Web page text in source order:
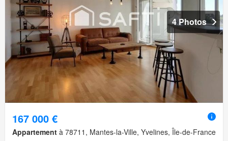
4 Photos
167 000 €
Appartement à 78711, Mantes-la-Ville, Yvelines, Île-de-France